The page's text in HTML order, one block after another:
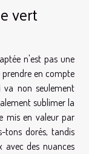
vert
n'est pas une
en compte
non seulement
sublimer la
mis en valeur par
tons dorés, tandis
avec des nuances